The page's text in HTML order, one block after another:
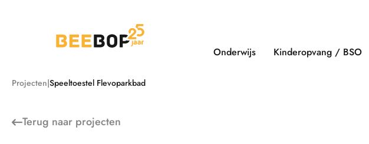
Onderwijs Kinderopvang / BSO
Projecten Speeltoestel Flevoparkbad
Terug naar projecten